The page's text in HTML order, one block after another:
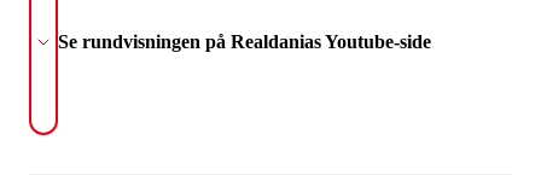
Se rundvisningen på Realdanias Youtube-side